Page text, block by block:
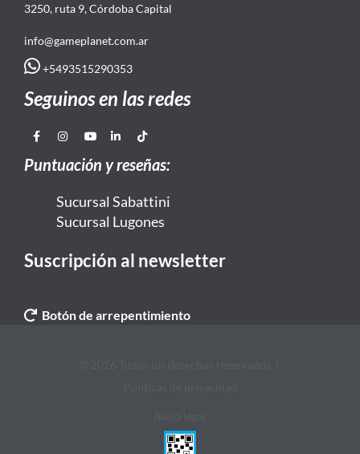
3250, ruta 9, Córdoba Capital
info@gameplanet.com.ar
+5493515290353
Seguinos en las redes
Puntuación y reseñas:
Sucursal Sabattini
Sucursal Lugones
Suscripción al newsletter
Botón de arrepentimiento